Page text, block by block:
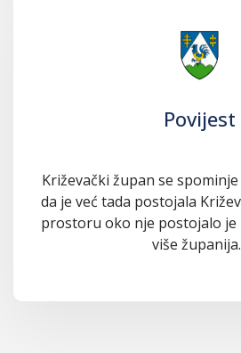
Povijest
Križevački župan se
da je već tada postojala
prostoru oko nje postojalo je
više